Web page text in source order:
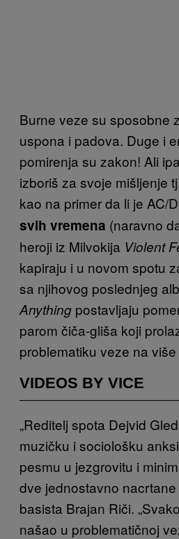
Burne veze su sposobne
uspona i padova. Duge i
pomirenja su zakon! Ali
izboriš za svoje mišljenje
kao na primer da li je AC/
svih vremena (naravno
heroji iz Milvokija Violent
kapiraju i u novom spotu
sa njihovog poslednjeg
Anything postavljaju
parom čiča-gliša koji
problematiku veze na
VIDEOS BY VICE
„Reditelj spota Dejvid
muzičku i sociološku
pesmu u jezgrovitu i
dve jednostavno nacrtane
basista Brajan Riči.
našao u problematičnoj